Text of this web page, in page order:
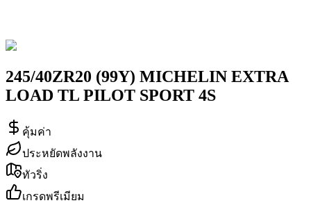
245/40ZR20 (99Y) MICHELIN EXTRA
LOAD TL PILOT SPORT 4S
คุ้มค่า
ประหยัดพลังงาน
ทัวริ่ง
เกรดพรีเมียม